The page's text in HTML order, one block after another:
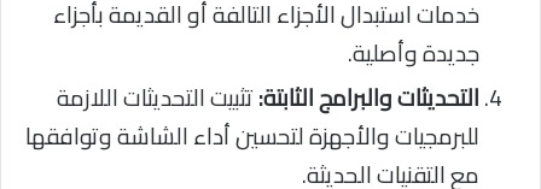
خدمات استبدال الأجزاء التالفة أو القديمة بأجزاء
جديدة وأصلية.
التحديثات والبرامج الثابتة:تثبيت التحديثات اللازمة
للبرمجيات والأجهزة لتحسين أداء الشاشة وتوافقها
مع التقنيات الحديثة.